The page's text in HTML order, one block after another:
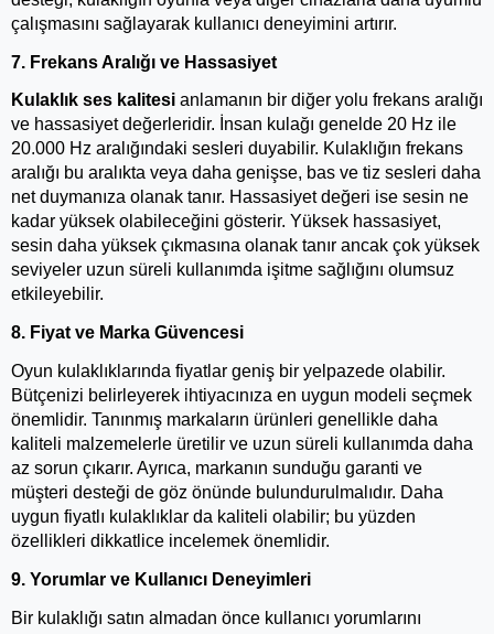
çalışmasını sağlayarak kullanıcı deneyimini artırır.
7. Frekans Aralığı ve Hassasiyet
Kulaklık ses kalitesi anlamanın bir diğer yolu frekans aralığı
ve hassasiyet değerleridir. İnsan kulağı genelde 20 Hz ile
20.000 Hz aralığındaki sesleri duyabilir. Kulaklığın frekans
aralığı bu aralıkta veya daha genişse, bas ve tiz sesleri daha
net duymanıza olanak tanır. Hassasiyet değeri ise sesin ne
kadar yüksek olabileceğini gösterir. Yüksek hassasiyet,
sesin daha yüksek çıkmasına olanak tanır ancak çok yüksek
seviyeler uzun süreli kullanımda işitme sağlığını olumsuz
etkileyebilir.
8. Fiyat ve Marka Güvencesi
Oyun kulaklıklarında fiyatlar geniş bir yelpazede olabilir.
Bütçenizi belirleyerek ihtiyacınıza en uygun modeli seçmek
önemlidir. Tanınmış markaların ürünleri genellikle daha
kaliteli malzemelerle üretilir ve uzun süreli kullanımda daha
az sorun çıkarır. Ayrıca, markanın sunduğu garanti ve
müşteri desteği de göz önünde bulundurulmalıdır. Daha
uygun fiyatlı kulaklıklar da kaliteli olabilir; bu yüzden
özellikleri dikkatlice incelemek önemlidir.
9. Yorumlar ve Kullanıcı Deneyimleri
Bir kulaklığı satın almadan önce kullanıcı yorumlarını